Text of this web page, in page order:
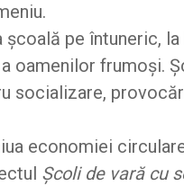
pe întuneric,
oamenilor frumoși.
socializare,
economiei
Școli de vară cu